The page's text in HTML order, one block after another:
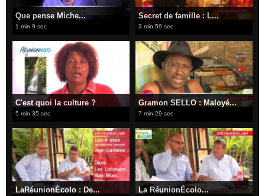
Que pense Miche...
1 min 9 sec
Secret de famille : L...
3 min 59 sec
C'est quoi la culture ?
5 min 35 sec
Gramon SELLO : Maloyé...
7 min 29 sec
LaRéunionÉcolo : De... La RéunionÉcolo...